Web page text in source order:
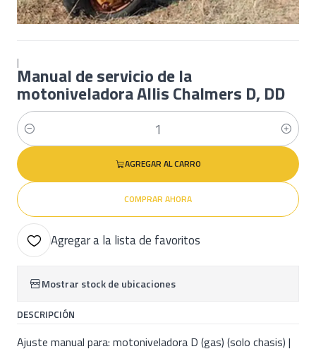
|
Manual de servicio de la
motoniveladora Allis Chalmers D, DD
Cantidad
AGREGAR AL CARRO
COMPRAR AHORA
Agregar a la lista de favoritos
Mostrar stock de ubicaciones
DESCRIPCIÓN
Ajuste manual para: motoniveladora D (gas) (solo chasis) |